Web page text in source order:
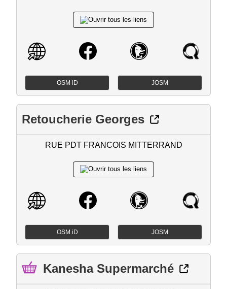
OSM iD JOSM
Retoucherie Georges
RUE PDT FRANCOIS MITTERRAND
OSM iD JOSM
Kanesha Supermarché